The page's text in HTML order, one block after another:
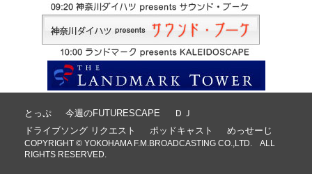
とっぷ 今週のFUTURESCAPE
ＤＪ
ドライブソング リクエスト
ポッドキャスト めっせーじ
COPYRIGHT © YOKOHAMA F.M.BROADCASTING CO.,LTD. ALL
RIGHTS RESERVED.